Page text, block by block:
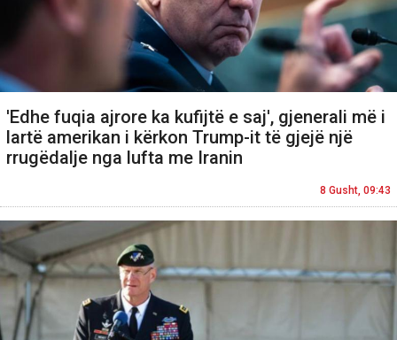
'Edhe fuqia ajrore ka kufijtë e saj', gjenerali më i
lartë amerikan i kërkon Trump-it të gjejë një
rrugëdalje nga lufta me Iranin
8 Gusht, 09:43